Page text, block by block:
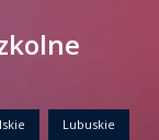
Lubuskie